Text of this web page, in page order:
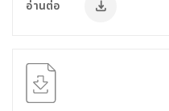
อ่านต่อ